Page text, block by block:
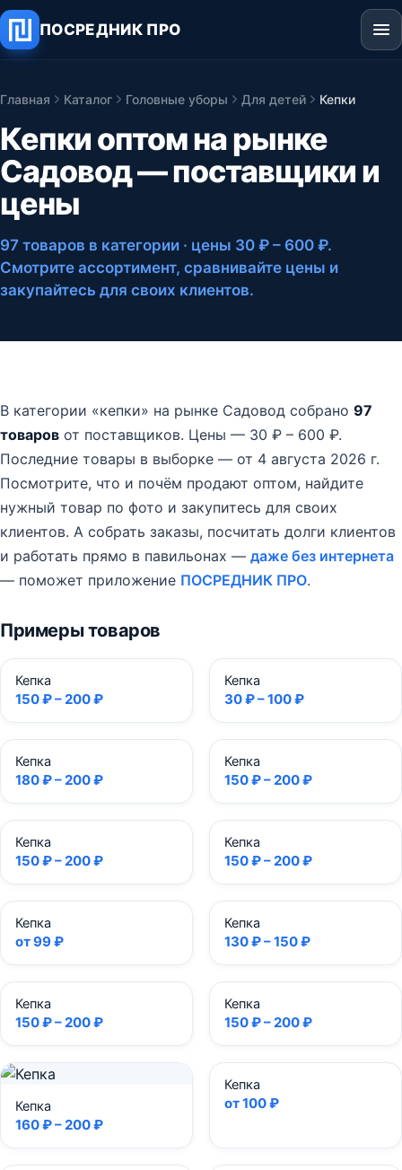
ПОСРЕДНИК ПРО
Главная Каталог Головные уборы Для детей Кепки
Кепки оптом на рынке
Садовод — поставщики и
цены
97 товаров в категории · цены 30 ₽ – 600 ₽.
Смотрите ассортимент, сравнивайте цены и
закупайтесь для своих клиентов.
В категории «кепки» на рынке Садовод собрано 97
товаров от поставщиков. Цены — 30 ₽ – 600 ₽.
Последние товары в выборке — от 4 августа 2026 г.
Посмотрите, что и почём продают оптом, найдите
нужный товар по фото и закупитесь для своих
клиентов. А собрать заказы, посчитать долги клиентов
и работать прямо в павильонах — даже без интернета
— поможет приложение ПОСРЕДНИК ПРО.
Примеры товаров
Кепка
150 ₽ – 200 ₽
Кепка
30 ₽ – 100 ₽
Кепка
180 ₽ – 200 ₽
Кепка
150 ₽ – 200 ₽
Кепка
150 ₽ – 200 ₽
Кепка
150 ₽ – 200 ₽
Кепка
от 99 ₽
Кепка
130 ₽ – 150 ₽
Кепка
150 ₽ – 200 ₽
Кепка
150 ₽ – 200 ₽
Кепка
160 ₽ – 200 ₽
Кепка
от 100 ₽